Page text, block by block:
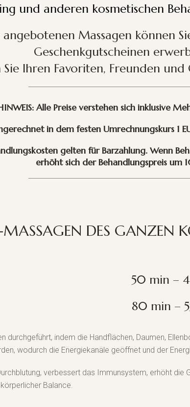
und anderen kosmetischen
angebotenen Massagen können
Geschenkgutscheinen
Sie Ihren Favoriten, Freunden
Alle Preise verstehen sich inklusive
in dem festen Umrechnungskurs 1
gelten für Barzahlung. Wenn
erhöht sich der Behandlungspreis um
DES GANZEN
50 min –
80 min –
durchgeführt, indem die Handflächen, Daumen,
wodurch die Energiekanäle geöffnet und der
verbessert das Immunsystem, erhöht die
Balance.